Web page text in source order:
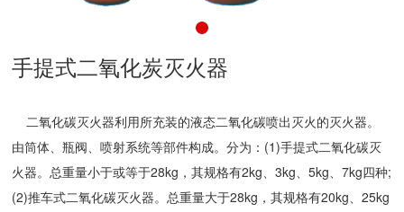
手提式二氧化炭灭火器
二氧化碳灭火器利用所充装的液态二氧化碳喷出灭火的灭火器。
由筒体、瓶阀、喷射系统等部件构成。分为：(1)手提式二氧化碳灭
火器。总重量小于或等于28kg，其规格有2kg、3kg、5kg、7kg四种;
(2)推车式二氧化碳灭火器。总重量大于28kg，其规格有20kg、25kg